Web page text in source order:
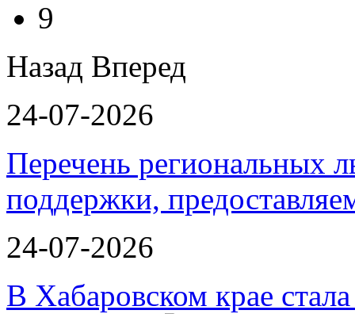
9
Назад Вперед
24-07-2026
Перечень региональных
поддержки,
24-07-2026
В Хабаровском крае